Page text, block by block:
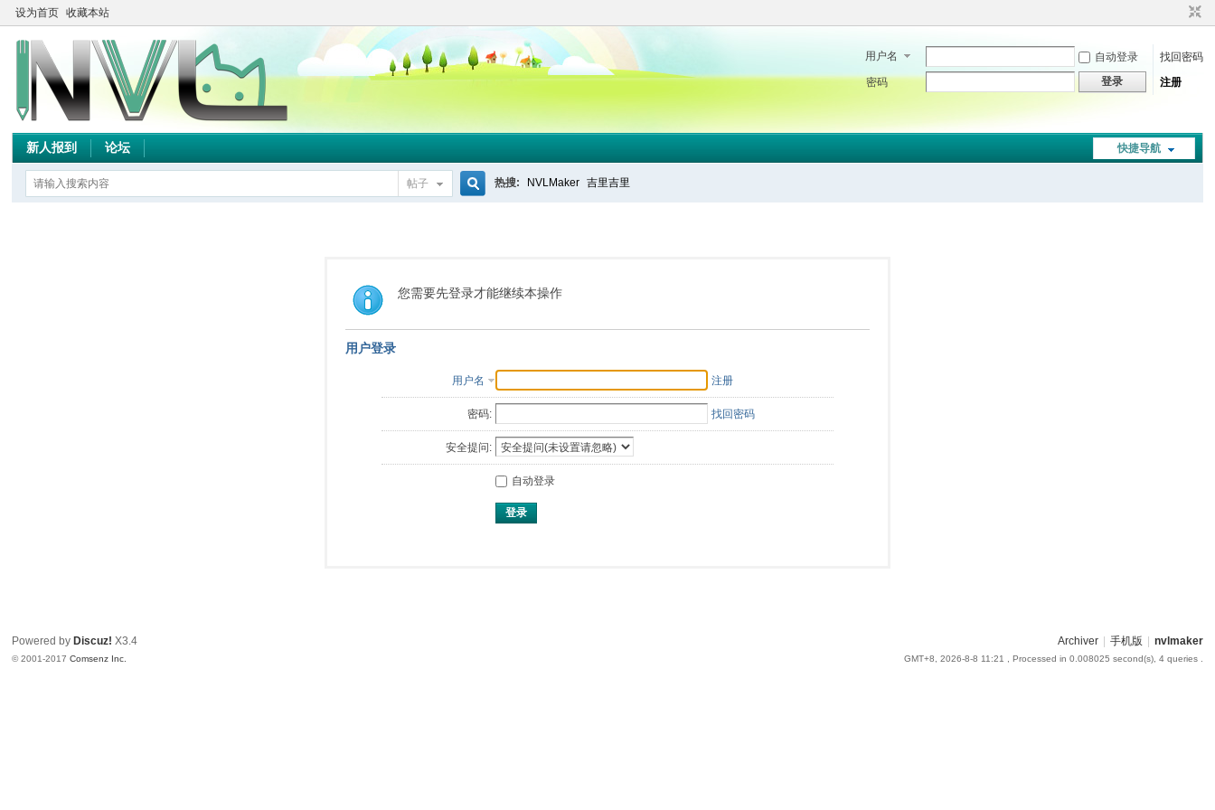
设为首页 收藏本站
用户名 自动登录
找回密码
密码
登录 注册
快捷导航
新人报到 论坛
帖子
索
热搜: NVLMaker 吉里吉里
您需要先登录才能继续本操作
用户登录
用户名 注册
密码: 找回密码
安全提问:
自动登录
登录
Archiver 手机版 nvlmaker
GMT+8, 2026-8-8 11:21 , Processed in 0.008025 second(s), 4 queries .
Powered by Discuz! X3.4
© 2001-2017Comsenz Inc.